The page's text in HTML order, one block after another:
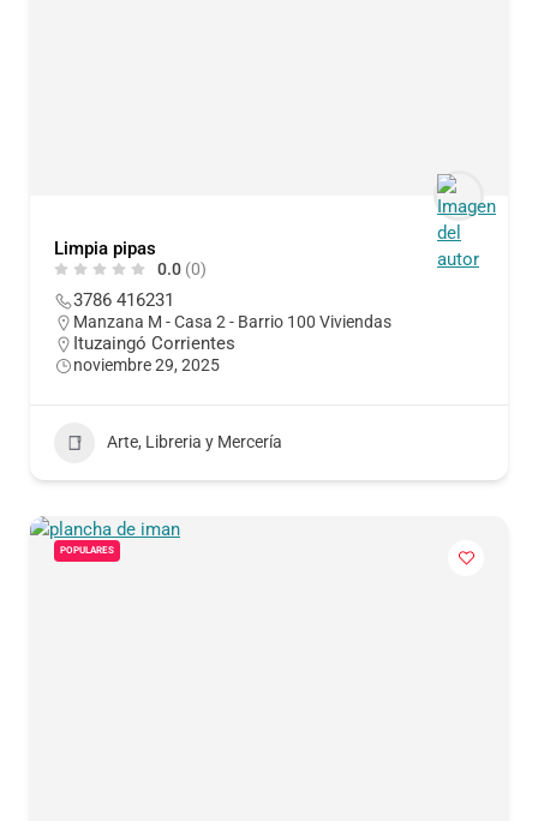
Limpia pipas
0.0 (0)
3786 416231
Manzana M - Casa 2 - Barrio 100 Viviendas
Ituzaingó Corrientes
noviembre 29, 2025
Arte, Libreria y Mercería
POPULARES